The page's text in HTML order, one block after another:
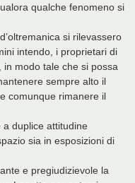
qualche fenomeno si
si rilevassero
intendo, i proprietari di
modo tale che si possa
sempre alto il
comunque rimanere il
a duplice attitudine
sia in esposizioni di
e pregiudizievole la